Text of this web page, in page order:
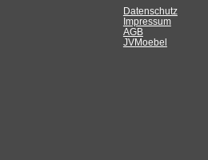
Datenschutz
Impressum
AGB
JVMoebel